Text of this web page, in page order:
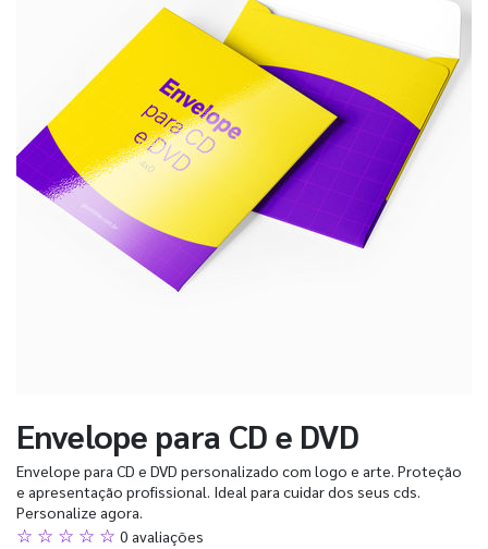
Envelope para CD e DVD
Envelope para CD e DVD personalizado com logo e arte. Proteção
e apresentação profissional. Ideal para cuidar dos seus cds.
Personalize agora.
☆ ☆ ☆ ☆ ☆ 0 avaliações